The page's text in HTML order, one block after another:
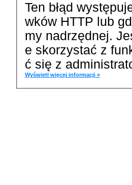
Ten błąd
wków HTTP lub
my nadrzędnej.
e skorzystać z
ć się z
Wyświetl więcej informacji »